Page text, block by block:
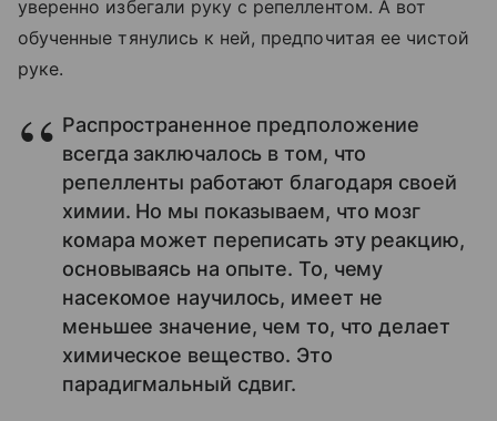
уверенно избегали руку с репеллентом. А вот
обученные тянулись к ней, предпочитая ее чистой
руке.
Распространенное предположение
всегда заключалось в том, что
репелленты работают благодаря своей
химии. Но мы показываем, что мозг
комара может переписать эту реакцию,
основываясь на опыте. То, чему
насекомое научилось, имеет не
меньшее значение, чем то, что делает
химическое вещество. Это
парадигмальный сдвиг.